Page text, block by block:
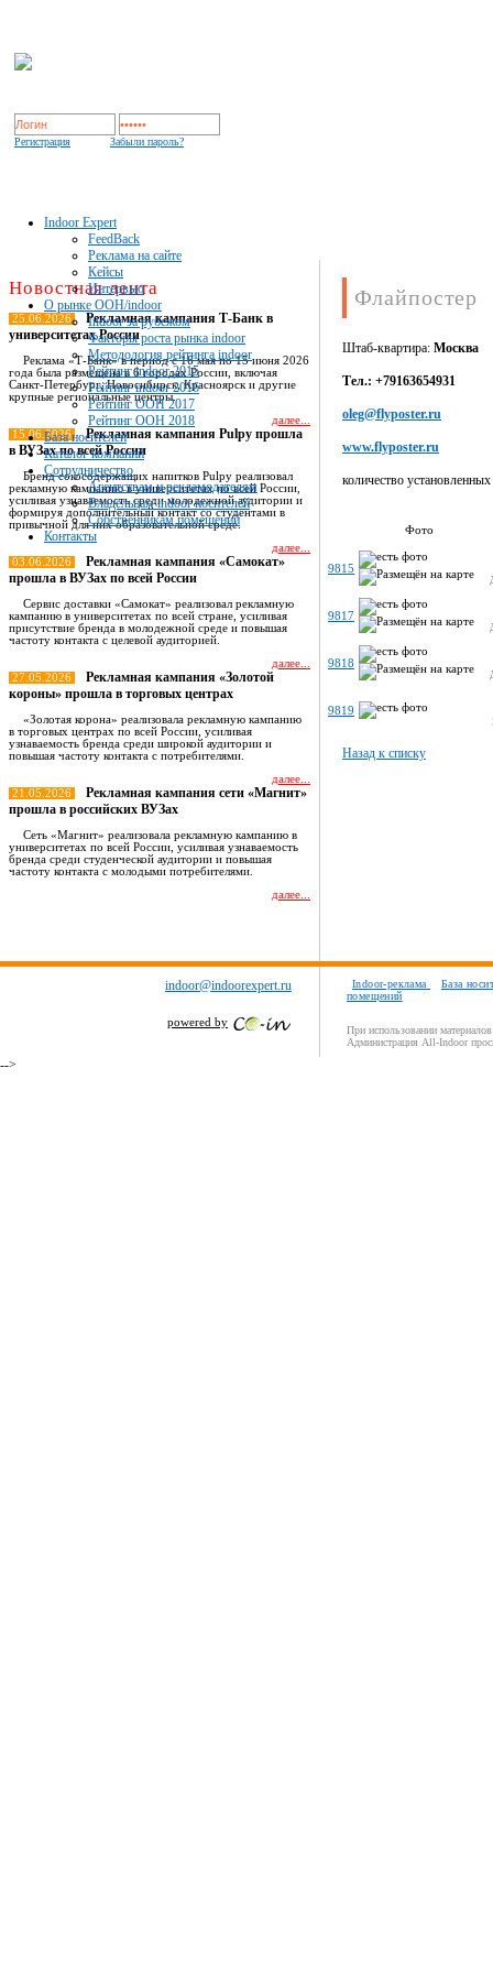
Регистрация Забыли пароль?
Indoor Expert
FeedBack
Реклама на сайте
Кейсы
Интервью
О рынке OOH/indoor
Indoor за рубежом
Факторы роста рынка indoor
Методология рейтинга indoor
Рейтинг indoor 2015
Рейтинг indoor 2016
Рейтинг OOH 2017
Рейтинг OOH 2018
База носителей
Каталог компаний
Сотрудничество
Агентствам и рекламодателям
Владельцам indoor носителей
Собственникам помещений
Контакты
Новостная лента
25.06.2026
Рекламная кампания Т-Банк в
университетах России
Реклама «Т-Банк» в период с 16 мая по 15 июня 2026
года была размещена в 6 городах России, включая
Санкт-Петербург, Новосибирск, Красноярск и другие
крупные региональные центры.
далее...
15.06.2026
Рекламная кампания Pulpy прошла
в ВУЗах по всей России
Бренд сокосодержащих напитков Pulpy реализовал
рекламную кампанию в университетах по всей России,
усиливая узнаваемость среди молодежной аудитории и
формируя дополнительный контакт со студентами в
привычной для них образовательной среде.
далее...
03.06.2026
Рекламная кампания «Самокат»
прошла в ВУЗах по всей России
Сервис доставки «Самокат» реализовал рекламную
кампанию в университетах по всей стране, усиливая
присутствие бренда в молодежной среде и повышая
частоту контакта с целевой аудиторией.
далее...
27.05.2026
Рекламная кампания «Золотой
короны» прошла в торговых центрах
«Золотая корона» реализовала рекламную кампанию
в торговых центрах по всей России, усиливая
узнаваемость бренда среди широкой аудитории и
повышая частоту контакта с потребителями.
далее...
21.05.2026
Рекламная кампания сети «Магнит»
прошла в российских ВУЗах
Сеть «Магнит» реализовала рекламную кампанию в
университетах по всей России, усиливая узнаваемость
бренда среди студенческой аудитории и повышая
частоту контакта с молодыми потребителями.
далее...
Флайпостер
Штаб-квартира: Москва
Тел.: +79163654931
oleg@flyposter.ru
www.flyposter.ru
количество
Фото
9815
9817
9818
9819
Назад к списку
indoor@indoorexpert.ru
powered by
Indoor-реклама
База
помещений
При использовании
Администрация All-Indoor
-->